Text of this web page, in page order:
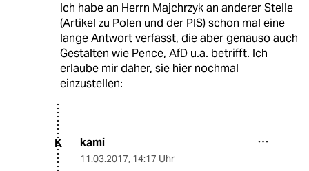
Ich habe an Herrn Majchrzyk an anderer Stelle
(Artikel zu Polen und der PIS) schon mal eine
lange Antwort verfasst, die aber genauso auch
Gestalten wie Pence, AfD u.a. betrifft. Ich
erlaube mir daher, sie hier nochmal
einzustellen:
K kami
11.03.2017, 14:17 Uhr